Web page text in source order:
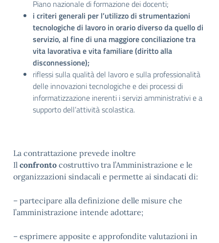
Piano nazionale di formazione dei docenti;
i criteri generali per l’utilizzo di strumentazioni
tecnologiche di lavoro in orario diverso da quello di
servizio, al fine di una maggiore conciliazione tra
vita lavorativa e vita familiare (diritto alla
disconnessione);
riflessi sulla qualità del lavoro e sulla professionalità
delle innovazioni tecnologiche e dei processi di
informatizzazione inerenti i servizi amministrativi e a
supporto dell’attività scolastica.
La contrattazione prevede inoltre
Il confronto costruttivo tra l’Amministrazione e le
organizzazioni sindacali e permette ai sindacati di:
– partecipare alla definizione delle misure che
l’amministrazione intende adottare;
– esprimere apposite e approfondite valutazioni in